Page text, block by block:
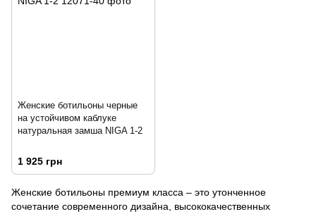
Женские ботильоны черные
на устойчивом каблуке
натуральная замша NIGA 1-2
1 925 грн
Женские ботильоны премиум класса – это утонченное
сочетание современного дизайна, высококачественных